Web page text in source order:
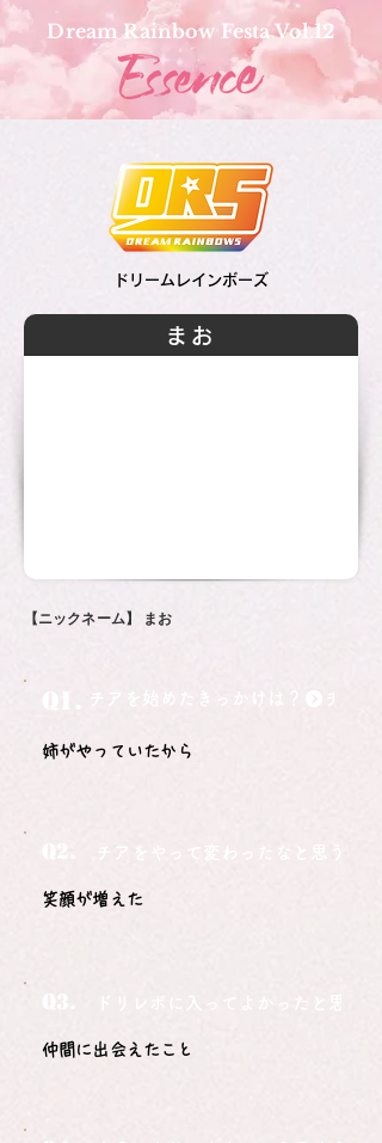
Dream Rainbow Festa Vol.12
ドリームレインボーズ
まお
【ニックネーム】 まお
姉がやっていたから
Q2.
笑顔が増えた
仲間に出会えたこと